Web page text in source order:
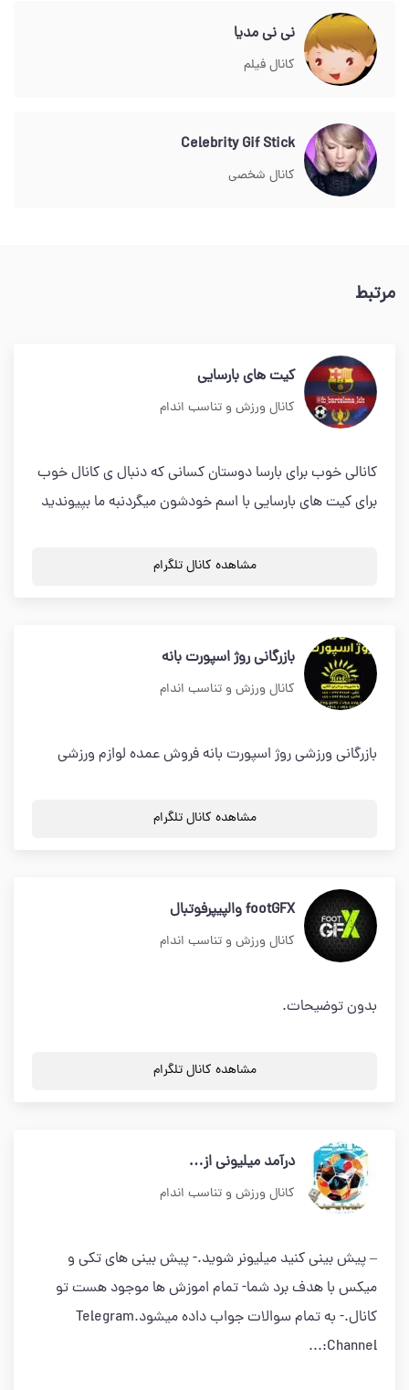
نی نی مدیا
کانال فیلم
Celebrity Gif Stick
کانال شخصی
مرتبط
کیت های بارسایی
کانال ورزش و تناسب اندام
کانالی خوب برای بارسا دوستان کسانی که دنبال ی کانال خوب
برای کیت های بارسایی با اسم خودشون میگردنبه ما بپیوندید
مشاهده کانال تلگرام
بازرگانى روژ اسپورت بانه
کانال ورزش و تناسب اندام
بازرگانى ورزشى روژ اسپورت بانه فروش عمده لوازم ورزشي
مشاهده کانال تلگرام
footGFX والپیپرفوتبال
کانال ورزش و تناسب اندام
بدون توضیحات.
مشاهده کانال تلگرام
درآمد میلیونی از…
کانال ورزش و تناسب اندام
– پیش بینی کنید میلیونر شوید.- پیش بینی های تکی و
میکس با هدف برد شما- تمام اموزش ها موجود هست تو
کانال.- به تمام سوالات جواب داده میشود.Telegram
Channel:...